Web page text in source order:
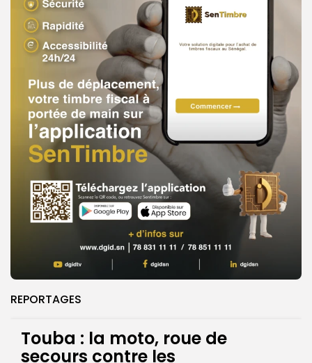
REPORTAGES
Touba : la moto, roue de
secours contre les